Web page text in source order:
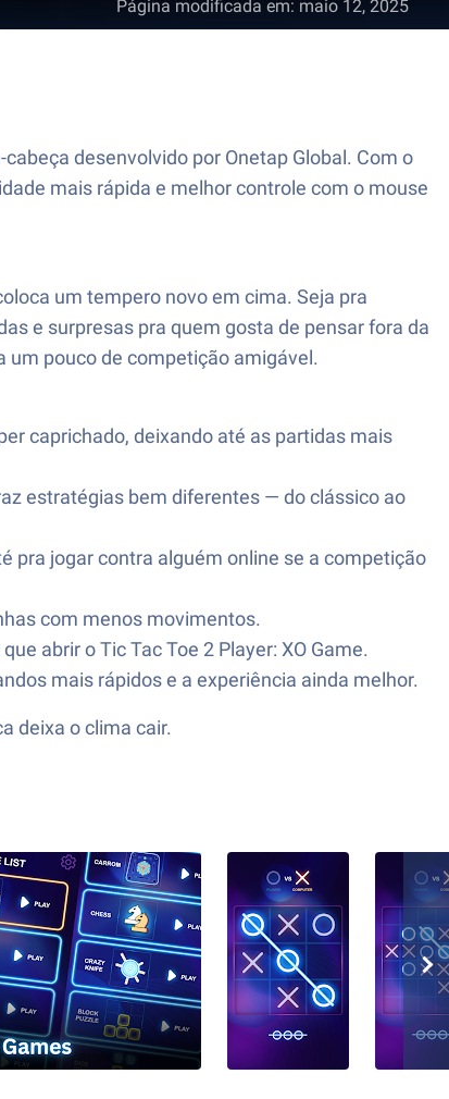
Página modificada em: maio 12, 2025
desenvolvido por Onetap Global. Com o
mais rápida e melhor controle com o mouse
um tempero novo em cima. Seja pra
e surpresas pra quem gosta de pensar fora da
um pouco de competição amigável.
caprichado, deixando até as partidas mais
estratégias bem diferentes — do clássico ao
pra jogar contra alguém online se a competição
com menos movimentos.
abrir o Tic Tac Toe 2 Player: XO Game.
mais rápidos e a experiência ainda melhor.
deixa o clima cair.